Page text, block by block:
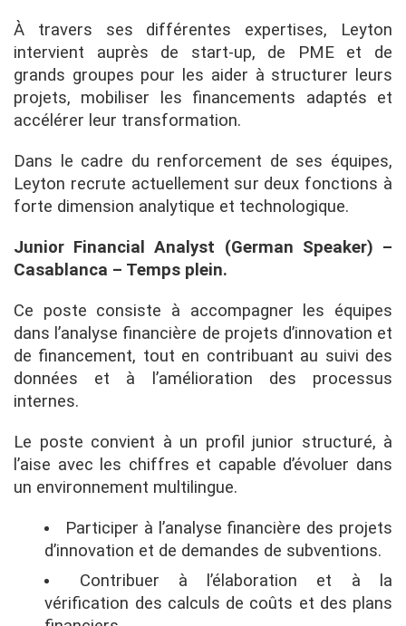
À travers ses différentes expertises, Leyton
intervient auprès de start-up, de PME et de
grands groupes pour les aider à structurer leurs
projets, mobiliser les financements adaptés et
accélérer leur transformation.
Dans le cadre du renforcement de ses équipes,
Leyton recrute actuellement sur deux fonctions à
forte dimension analytique et technologique.
Junior Financial Analyst (German Speaker) –
Casablanca – Temps plein.
Ce poste consiste à accompagner les équipes
dans l’analyse financière de projets d’innovation et
de financement, tout en contribuant au suivi des
données et à l’amélioration des processus
internes.
Le poste convient à un profil junior structuré, à
l’aise avec les chiffres et capable d’évoluer dans
un environnement multilingue.
Participer à l’analyse financière des projets
d’innovation et de demandes de subventions.
Contribuer à l’élaboration et à la
vérification des calculs de coûts et des plans